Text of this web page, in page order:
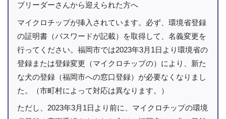
ブリーダーさんから迎えられた方へ
マイクロチップが挿入されています。必ず、環境省登録
の証明書（パスワードが記載）を取得して、名義変更を
行ってください。福岡市では2023年3月1日より環境省の
登録または登録変更（マイクロチップの）により、新た
な犬の登録（福岡市への窓口登録）が必要なくなりまし
た。（市町村によって対応は異なります。）
ただし、2023年3月1日より前に、マイクロチップの環境